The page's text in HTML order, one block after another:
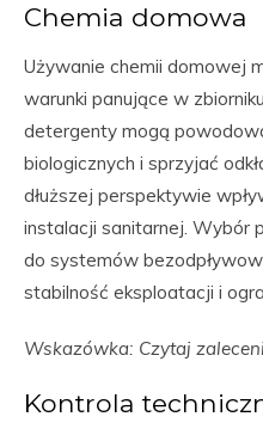
Chemia domowa
Używanie chemii domowej
warunki panujące w
detergenty mogą
biologicznych i sprzyjać
dłuższej perspektywie
instalacji sanitarnej. Wybór
do systemów
stabilność eksploatacji i
Wskazówka: Czytaj
Kontrola